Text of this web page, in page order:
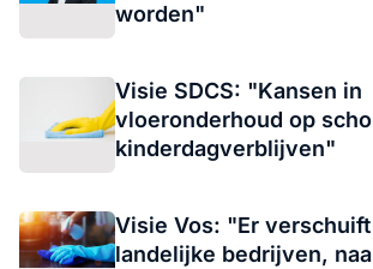
worden"
Visie SDCS: "Kansen in
vloeronderhoud op
kinderdagverblijven"
Visie Vos: "Er
landelijke bedrijven,